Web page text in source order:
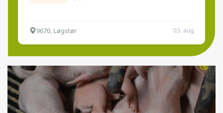
9670, Løgstør 03. aug.